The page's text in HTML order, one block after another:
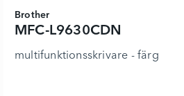
Brother
MFC-L9630CDN
multifunktionsskrivare - färg